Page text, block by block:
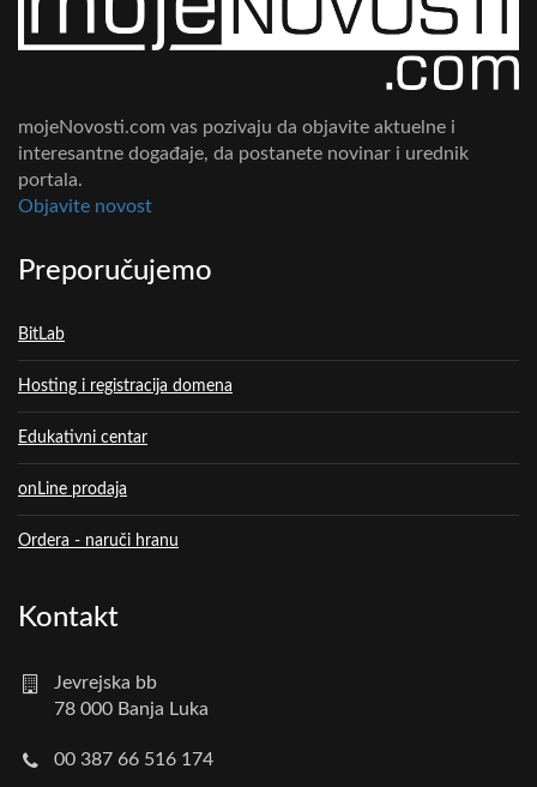
mojeNovosti.com vas pozivaju da objavite aktuelne i
interesantne događaje, da postanete novinar i urednik
portala.
Objavite novost
Preporučujemo
BitLab
Hosting i registracija domena
Edukativni centar
onLine prodaja
Ordera - naruči hranu
Kontakt
Jevrejska bb
78 000 Banja Luka
00 387 66 516 174